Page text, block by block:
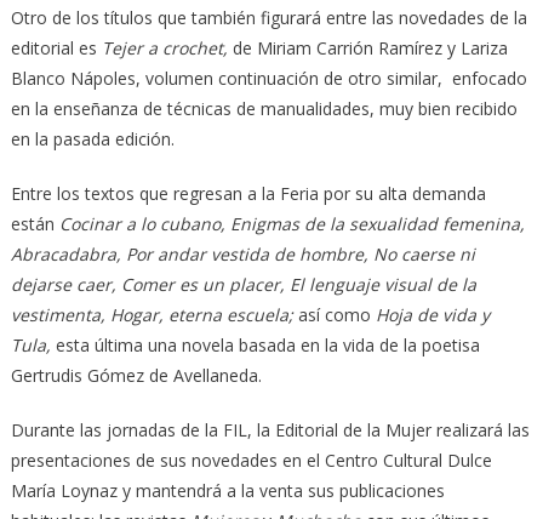
Otro de los títulos que también figurará entre las novedades de la
editorial es Tejer a crochet, de Miriam Carrión Ramírez y Lariza
Blanco Nápoles, volumen continuación de otro similar, enfocado
en la enseñanza de técnicas de manualidades, muy bien recibido
en la pasada edición.
Entre los textos que regresan a la Feria por su alta demanda
están Cocinar a lo cubano, Enigmas de la sexualidad femenina,
Abracadabra, Por andar vestida de hombre, No caerse ni
dejarse caer, Comer es un placer, El lenguaje visual de la
vestimenta, Hogar, eterna escuela;así como Hoja de vida y
Tula, esta última una novela basada en la vida de la poetisa
Gertrudis Gómez de Avellaneda.
Durante las jornadas de la FIL, la Editorial de la Mujer realizará las
presentaciones de sus novedades en el Centro Cultural Dulce
María Loynaz y mantendrá a la venta sus publicaciones